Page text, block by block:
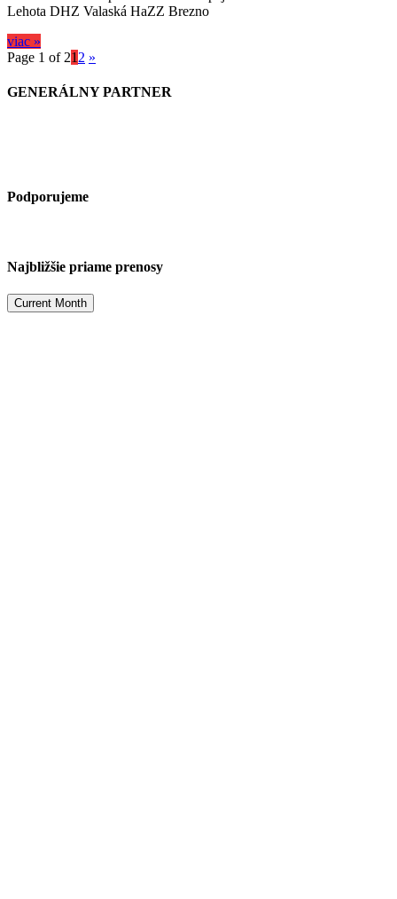
Lehota DHZ Valaská HaZZ Brezno
viac »
Page 1 of 21 2 »
GENERÁLNY PARTNER
Podporujeme
Najbližšie priame prenosy
Current Month